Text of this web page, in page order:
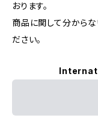
おります。
商品に関して分からな
ださい。